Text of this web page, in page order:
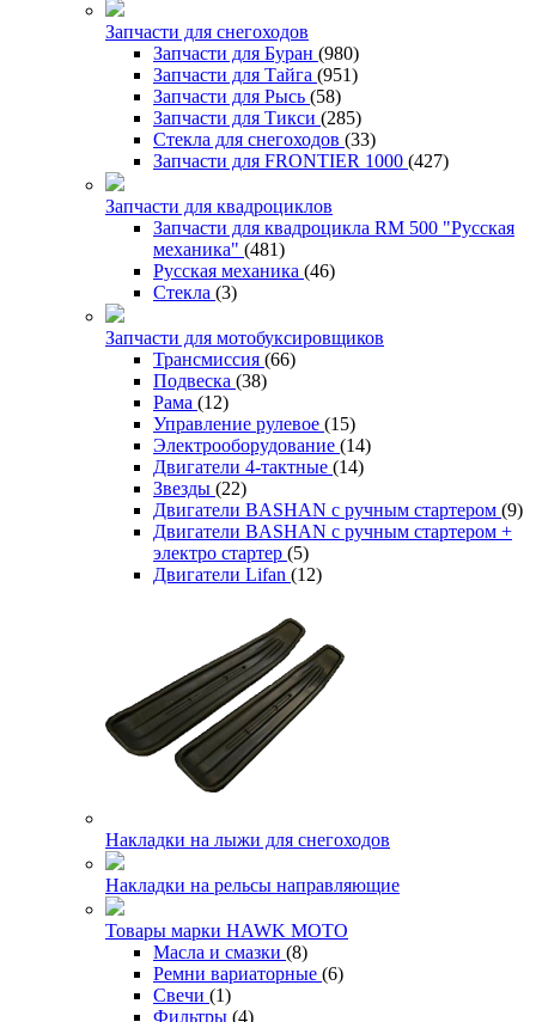
Запчасти для снегоходов
Запчасти для Буран (980)
Запчасти для Тайга (951)
Запчасти для Рысь (58)
Запчасти для Тикси (285)
Стекла для снегоходов (33)
Запчасти для FRONTIER 1000 (427)
Запчасти для квадроциклов
Запчасти для квадроцикла RM 500 "Русская
механика" (481)
Русская механика (46)
Стекла (3)
Запчасти для мотобуксировщиков
Трансмиссия (66)
Подвеска (38)
Рама (12)
Управление рулевое (15)
Электрооборудование (14)
Двигатели 4-тактные (14)
Звезды (22)
Двигатели BASHAN с ручным стартером (9)
Двигатели BASHAN с ручным стартером +
электро стартер (5)
Двигатели Lifan (12)
Накладки на лыжи для снегоходов
Накладки на рельсы направляющие
Товары марки HAWK MOTO
Масла и смазки (8)
Ремни вариаторные (6)
Свечи (1)
Фильтры (4)